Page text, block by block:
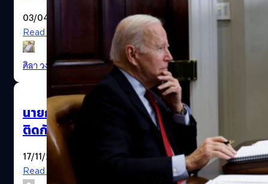
03/04/2024
Read More
ศิลา วงศ์เจริญ| 856 days ago
นายกฯ อวดรูปเซลฟีคู่ ‘ไบเดน’ หลังนั่ง
ติดกันในงานเลี้ยงอาหารค่ำผู้นำเอเปก
17/11/2023
Read More